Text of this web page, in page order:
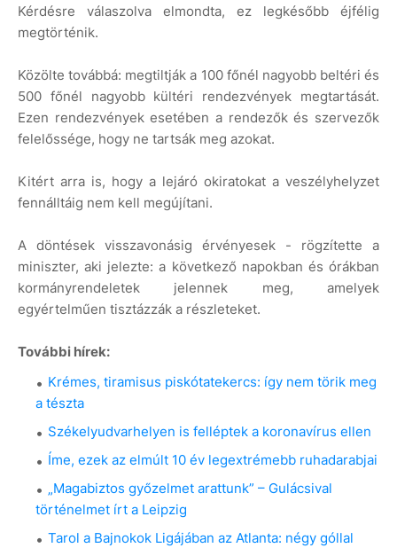
Kérdésre válaszolva elmondta, ez legkésőbb éjfélig
megtörténik.
Közölte továbbá: megtiltják a 100 főnél nagyobb beltéri és
500 főnél nagyobb kültéri rendezvények megtartását.
Ezen rendezvények esetében a rendezők és szervezők
felelőssége, hogy ne tartsák meg azokat.
Kitért arra is, hogy a lejáró okiratokat a veszélyhelyzet
fennálltáig nem kell megújítani.
A döntések visszavonásig érvényesek - rögzítette a
miniszter, aki jelezte: a következő napokban és órákban
kormányrendeletek jelennek meg, amelyek
egyértelműen tisztázzák a részleteket.
További hírek:
Krémes, tiramisus piskótatekercs: így nem törik meg
a tészta
Székelyudvarhelyen is felléptek a koronavírus ellen
Íme, ezek az elmúlt 10 év legextrémebb ruhadarabjai
„Magabiztos győzelmet arattunk” – Gulácsival
történelmet írt a Leipzig
Tarol a Bajnokok Ligájában az Atlanta: négy góllal